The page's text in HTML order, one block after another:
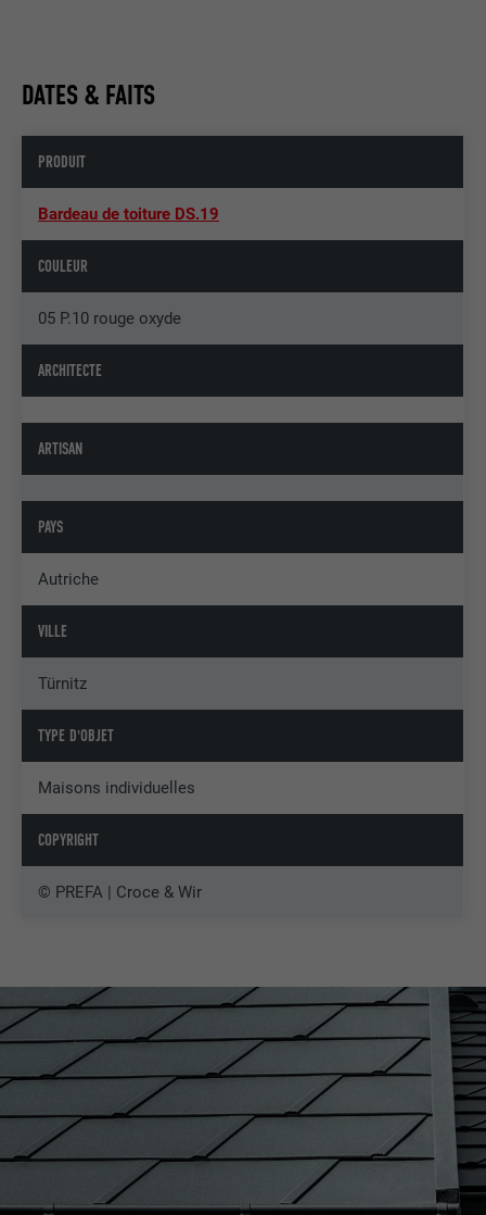
DATES & FAITS
PRODUIT
Bardeau de toiture DS.19
COULEUR
05 P.10 rouge oxyde
ARCHITECTE
ARTISAN
PAYS
Autriche
VILLE
Türnitz
TYPE D'OBJET
Maisons individuelles
COPYRIGHT
© PREFA | Croce & Wir